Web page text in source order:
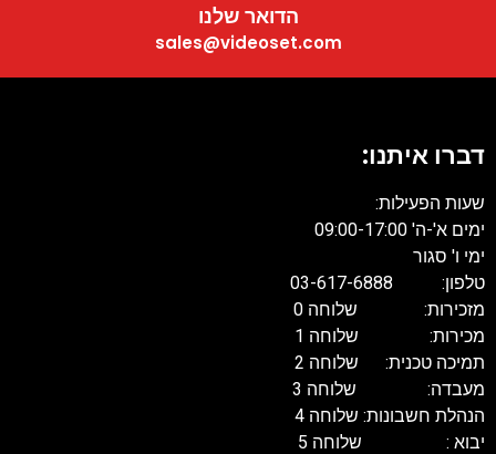
הדואר שלנו
sales@videoset.com
דברו איתנו:
שעות הפעילות:
ימים א'-ה' 09:00-17:00
ימי ו' סגור
טלפון: 03-617-6888
מזכירות: שלוחה 0
מכירות: שלוחה 1
תמיכה טכנית: שלוחה 2
מעבדה: שלוחה 3
הנהלת חשבונות: שלוחה 4
יבוא : שלוחה 5